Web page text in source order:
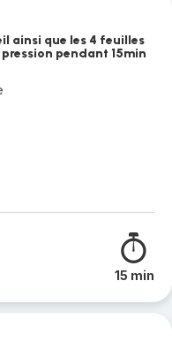
ainsi que les 4 feuilles
pendant 15min
15 min